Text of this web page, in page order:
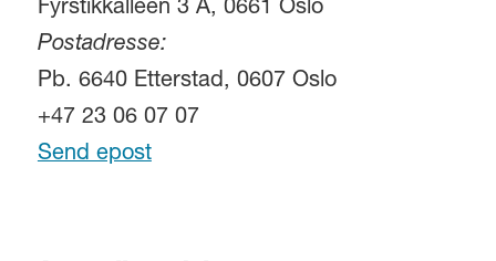
Fyrstikkalléen 3 A, 0661 Oslo
Postadresse:
Pb. 6640 Etterstad, 0607 Oslo
+47 23 06 07 07
Send epost